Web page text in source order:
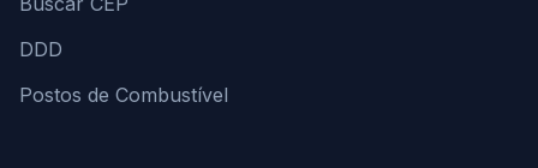
DDD
Postos de Combustível